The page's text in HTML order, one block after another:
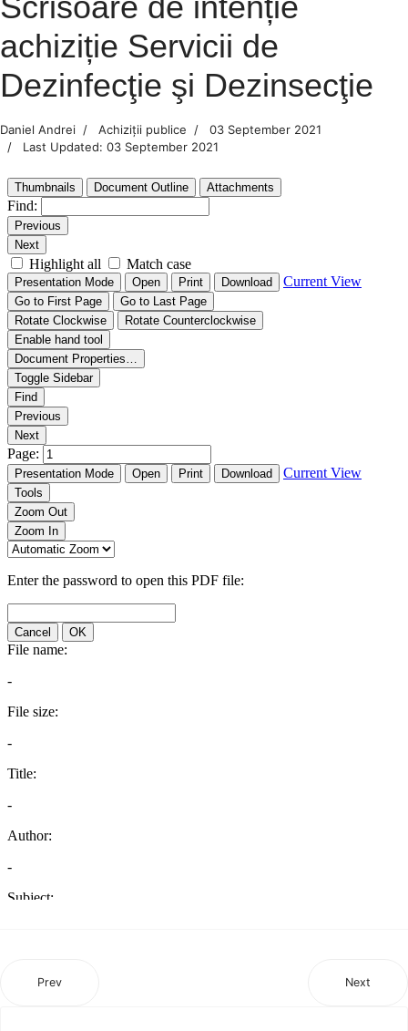
achiziție Servicii de
Dezinfecţie şi Dezinsecţie
Daniel Andrei Achiziții publice
03 September 2021
Last Updated: 03 September 2021
Prev Next